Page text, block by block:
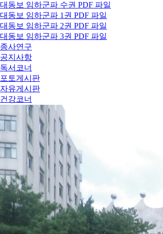
대동보 임하군파 수권 PDF 파일
대동보 임하군파 1권 PDF 파일
대동보 임하군파 2권 PDF 파일
대동보 임하군파 3권 PDF 파일
종사연구
공지사항
독서코너
포토게시판
자유게시판
건강코너